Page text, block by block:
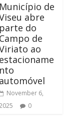
Município de
abre
parte do
Campo de
ao
estacioname
nto
automóvel
November 6,
0